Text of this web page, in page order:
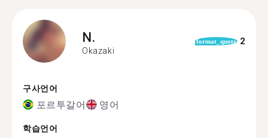
N.
Okazaki
format_quote 2
구사언어
포르투갈어 영어
학습언어